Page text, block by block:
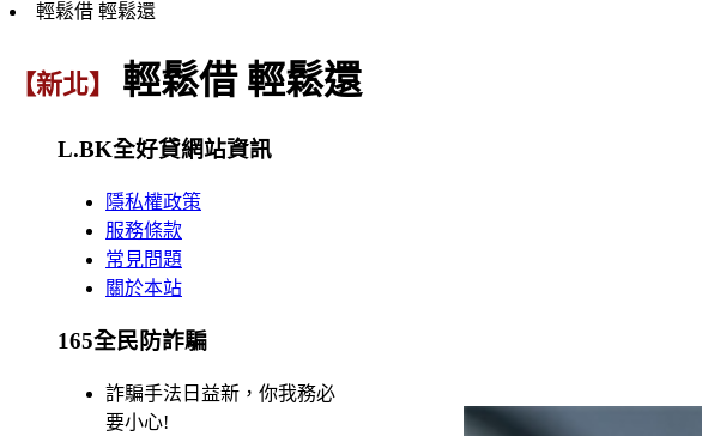
輕鬆借 輕鬆還
【新北】 輕鬆借 輕鬆還
L.BK全好貸網站資訊
隱私權政策
服務條款
常見問題
關於本站
165全民防詐騙
詐騙手法日益新，你我務必
要小心!